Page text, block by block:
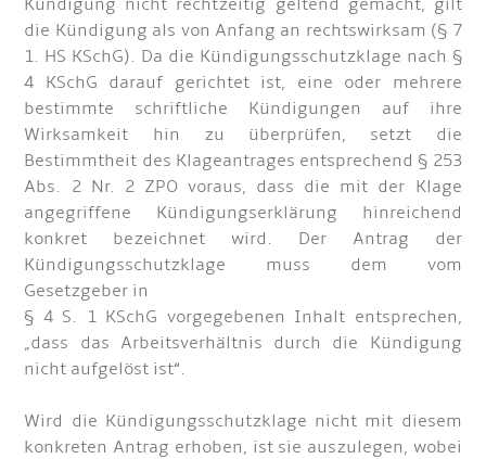
Kündigung nicht rechtzeitig geltend gemacht, gilt
die Kündigung als von Anfang an rechtswirksam (§ 7
1. HS KSchG). Da die Kündigungsschutzklage nach §
4 KSchG darauf gerichtet ist, eine oder mehrere
bestimmte schriftliche Kündigungen auf ihre
Wirksamkeit hin zu überprüfen, setzt die
Bestimmtheit des Klageantrages entsprechend § 253
Abs. 2 Nr. 2 ZPO voraus, dass die mit der Klage
angegriffene Kündigungserklärung hinreichend
konkret bezeichnet wird. Der Antrag der
Kündigungsschutzklage muss dem vom
Gesetzgeber in
§ 4 S. 1 KSchG vorgegebenen Inhalt entsprechen,
„dass das Arbeitsverhältnis durch die Kündigung
nicht aufgelöst ist“.
Wird die Kündigungsschutzklage nicht mit diesem
konkreten Antrag erhoben, ist sie auszulegen, wobei